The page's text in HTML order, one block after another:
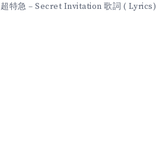
超特急 – Secret Invitation 歌詞 ( Lyrics)